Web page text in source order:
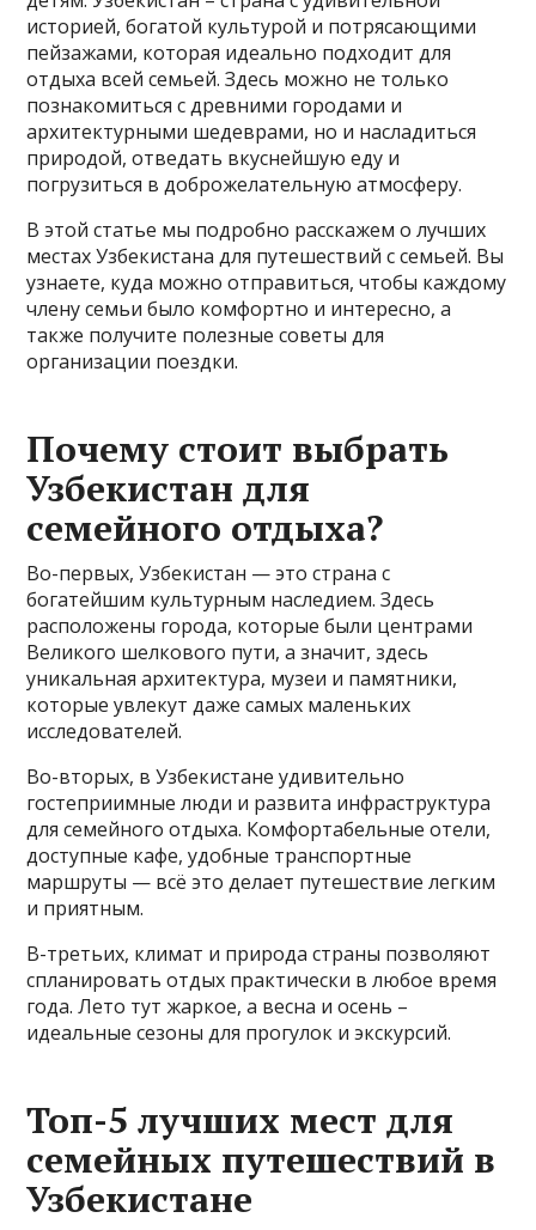
историей, богатой культурой и потрясающими
пейзажами, которая идеально подходит для
отдыха всей семьей. Здесь можно не только
познакомиться с древними городами и
архитектурными шедеврами, но и насладиться
природой, отведать вкуснейшую еду и
погрузиться в доброжелательную атмосферу.
В этой статье мы подробно расскажем о лучших
местах Узбекистана для путешествий с семьей. Вы
узнаете, куда можно отправиться, чтобы каждому
члену семьи было комфортно и интересно, а
также получите полезные советы для
организации поездки.
Почему стоит выбрать
Узбекистан для
семейного отдыха?
Во-первых, Узбекистан — это страна с
богатейшим культурным наследием. Здесь
расположены города, которые были центрами
Великого шелкового пути, а значит, здесь
уникальная архитектура, музеи и памятники,
которые увлекут даже самых маленьких
исследователей.
Во-вторых, в Узбекистане удивительно
гостеприимные люди и развита инфраструктура
для семейного отдыха. Комфортабельные отели,
доступные кафе, удобные транспортные
маршруты — всё это делает путешествие легким
и приятным.
В-третьих, климат и природа страны позволяют
спланировать отдых практически в любое время
года. Лето тут жаркое, а весна и осень –
идеальные сезоны для прогулок и экскурсий.
Топ-5 лучших мест для
семейных путешествий в
Узбекистане